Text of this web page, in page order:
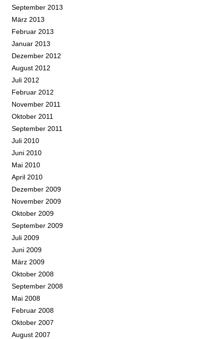
September 2013
März 2013
Februar 2013
Januar 2013
Dezember 2012
August 2012
Juli 2012
Februar 2012
November 2011
Oktober 2011
September 2011
Juli 2010
Juni 2010
Mai 2010
April 2010
Dezember 2009
November 2009
Oktober 2009
September 2009
Juli 2009
Juni 2009
März 2009
Oktober 2008
September 2008
Mai 2008
Februar 2008
Oktober 2007
August 2007